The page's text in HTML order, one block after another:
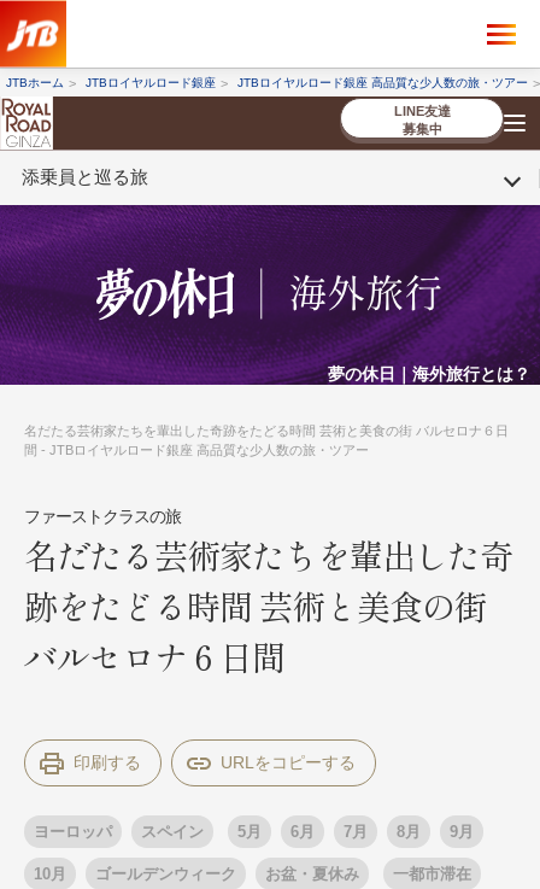
JTBホーム JTBロイヤルロード銀座 JTBロイヤルロード銀座 高品質な少人数の旅・ツアー
LINE友達
募集中
添乗員と巡る旅
TOPNEW 厳選ツアー
ツアーを探す
海外ツアー
国内ツアー
特集
スタッフブログ
デジタルパンフレット
お客様へのご案内
コンシェルジ
ュ紹介
お申し込み
の流れ
法人企業・自治体のみ
なさまへ
条件から探す
条件から探す
キーワード
3月
10月
ゴールデンウィーク
お盆・夏休み
年末年始
ブランド
条件から探す
条件から探す
キーワード
冬の国内旅行
1月
お盆・夏休み
夢の休日 煌
夢の休日 国内旅行
四季彩紀行
夢の休日｜海外旅行とは？
名だたる芸術家たちを輩出した奇跡をたどる時間 芸術と美食の街 バルセロナ６日
間 - JTBロイヤルロード銀座 高品質な少人数の旅・ツアー
ファーストクラスの旅
名だたる芸術家たちを輩出した奇
跡をたどる時間 芸術と美食の街
バルセロナ６日間
印刷する
ヨーロッパ スペイン 5月 6月 7月 8月 9月
10月 ゴールデンウィーク お盆・夏休み 一都市滞在
ツアーを探す ×
海外ツアー 国内ツアー